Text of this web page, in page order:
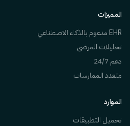
المميزات
EHR مدعوم بالذكاء الاصطناعي
تحليلات المرضى
دعم 24/7
متعدد الممارسات
الموارد
تحميل التطبيقات